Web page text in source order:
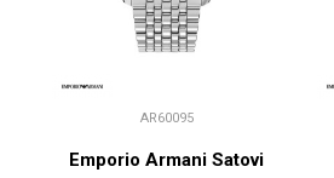
AR60095
Emporio Armani Satovi